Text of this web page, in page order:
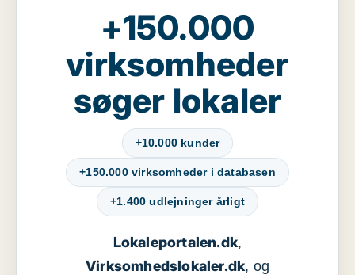
+150.000
virksomheder
søger lokaler
+10.000 kunder
+150.000 virksomheder i databasen
+1.400 udlejninger årligt
Lokaleportalen.dk,
Virksomhedslokaler.dk, og